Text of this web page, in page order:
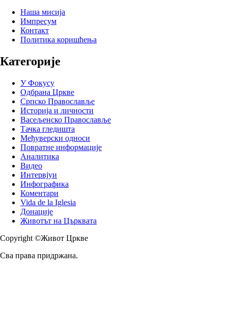
Наша мисија
Импресум
Контакт
Политика коришћења
Категорије
У Фокусу
Одбрана Цркве
Српско Православље
Историја и личности
Васељенско Православље
Тачка гледишта
Међуверски односи
Повратне информације
Аналитика
Видео
Интервјуи
Инфографика
Коментари
Vida de la Iglesia
Донације
Животът на Църквата
Copyright ©Живот Цркве
Сва права придржана.